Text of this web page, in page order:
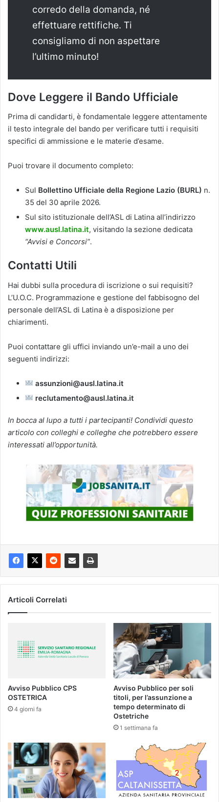
corredo della domanda, né
effettuare rettifiche. Ti
consigliamo di non aspettare
l’ultimo minuto!
Dove Leggere il Bando Ufficiale
Prima di candidarti, è fondamentale leggere attentamente
il testo integrale del bando per verificare tutti i requisiti
specifici di ammissione e le materie d’esame.
Puoi trovare il documento completo:
Sul Bollettino Ufficiale della Regione Lazio (BURL) n.
35 del 30 aprile 2026.
Sul sito istituzionale dell’ASL di Latina all’indirizzo
www.ausl.latina.it, visitando la sezione dedicata
“Avvisi e Concorsi”.
Contatti Utili
Hai dubbi sulla procedura di iscrizione o sui requisiti?
L’U.O.C. Programmazione e gestione del fabbisogno del
personale dell’ASL di Latina è a disposizione per
chiarimenti.
Puoi contattare gli uffici inviando un’e-mail a uno dei
seguenti indirizzi:
assunzioni@ausl.latina.it
reclutamento@ausl.latina.it
In bocca al lupo a tutti i partecipanti! Condividi questo
articolo con colleghi e colleghe che potrebbero essere
interessati all’opportunità.
Articoli Correlati
Avviso Pubblico CPS
OSTETRICA
4 giorni fa
Avviso Pubblico per soli
titoli, per l’assunzione a
tempo determinato di
Ostetriche
1 settimana fa